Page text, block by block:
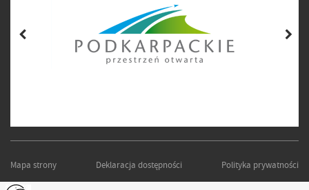
Mapa strony Deklaracja dostępności Polityka prywatności